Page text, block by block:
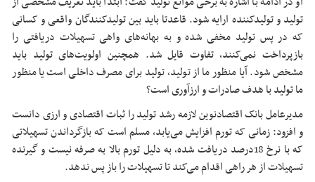
تولید و تولیدکننده ارایه شود. قاعدتا باید بین تولیدکنندگان واقعی و کسانی
که در پس تولید مخفی شده و به بهانه‌های واهی تسهیلات دریافتی را
بازپرداخت نمی‌کنند، تفاوت قایل شد. همچنین اولویت‌های تولید باید
مشخص شود. آیا منظور ما از تولید، تولید برای مصرف داخلی است یا منظور
ما تولید با هدف صادرات و ارزآوری است؟
مدیرعامل بانک اقتصادنوین لازمه رشد تولید را ثبات اقتصادی و ارزی دانست
و افزود: زمانی که تورم افزایش می‌یابد، مسلم است که بازگرداندن تسهیلاتی
که با نرخ 18درصد دریافت شده، به دلیل تورم بالا به صرفه نیست و گیرنده
تسهیلات از هر راهی اقدام می‌کند تا تسهیلات را باز پس ندهد.